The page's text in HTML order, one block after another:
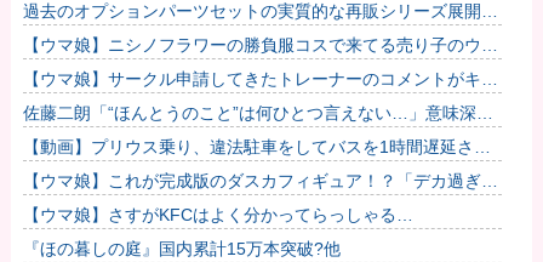
過去のオプションパーツセットの実質的な再販シリーズ展開止
まるの早すぎない？
【ウマ娘】ニシノフラワーの勝負服コスで来てる売り子のウマ
娘！？
【ウマ娘】サークル申請してきたトレーナーのコメントがキモ
すぎて草ｗｗｗ「このまま成長したらどうなるんや…」
佐藤二朗「“ほんとうのこと”は何ひとつ言えない…」意味深投
稿に憶測殺到
【動画】プリウス乗り、違法駐車をしてバスを1時間遅延させ
てしまった模様
【ウマ娘】これが完成版のダスカフィギュア！？「デカ過ぎん
だろ…」
【ウマ娘】さすがKFCはよく分かってらっしゃる…
『ほの暮しの庭』国内累計15万本突破?他